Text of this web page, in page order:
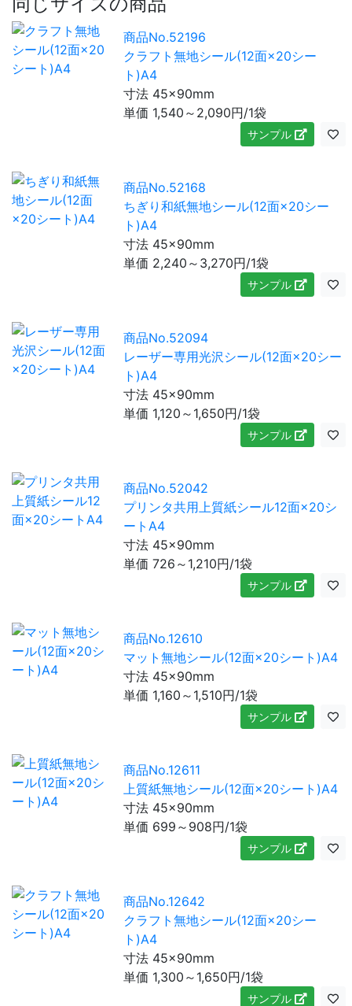
商品No.52196
クラフト無地シール(12面×20シー
ト)A4
寸法 45×90mm
単価 1,540～2,090円/1袋
サンプル
商品No.52168
ちぎり和紙無地シール(12面×20シー
ト)A4
寸法 45×90mm
単価 2,240～3,270円/1袋
サンプル
商品No.52094
レーザー専用光沢シール(12面×20シー
ト)A4
寸法 45×90mm
単価 1,120～1,650円/1袋
サンプル
商品No.52042
プリンタ共用上質紙シール12面×20シ
ートA4
寸法 45×90mm
単価726～1,210円/1袋
サンプル
商品No.12610
マット無地シール(12面×20シート)A4
寸法 45×90mm
単価 1,160～1,510円/1袋
サンプル
商品No.12611
上質紙無地シール(12面×20シート)A4
寸法 45×90mm
単価 699～908円/1袋
サンプル
商品No.12642
クラフト無地シール(12面×20シー
ト)A4
寸法 45×90mm
単価 1,300～1,650円/1袋
サンプル